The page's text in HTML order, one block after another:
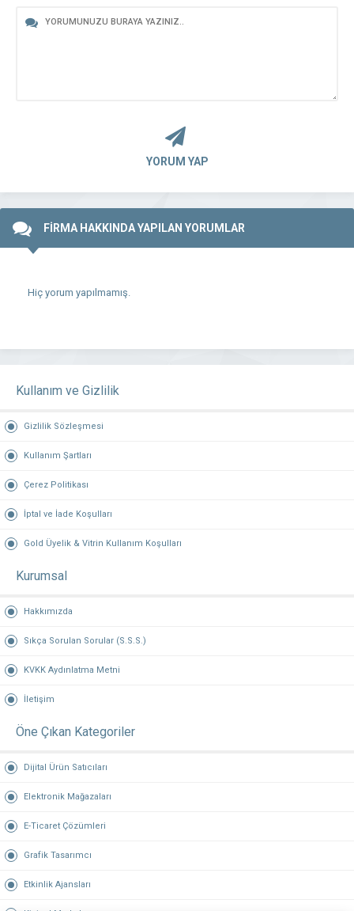
YORUM YAP
FİRMA HAKKINDA YAPILAN YORUMLAR
Hiç yorum yapılmamış.
Kullanım ve Gizlilik
Gizlilik Sözleşmesi
Kullanım Şartları
Çerez Politikası
İptal ve İade Koşulları
Gold Üyelik & Vitrin Kullanım Koşulları
Kurumsal
Hakkımızda
Sıkça Sorulan Sorular (S.S.S.)
KVKK Aydınlatma Metni
İletişim
Öne Çıkan Kategoriler
Dijital Ürün Satıcıları
Elektronik Mağazaları
E-Ticaret Çözümleri
Grafik Tasarımcı
Etkinlik Ajansları